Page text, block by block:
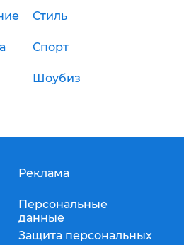
Стиль
Спорт
Шоубиз
Реклама
Персональные
данные
Защита персональных